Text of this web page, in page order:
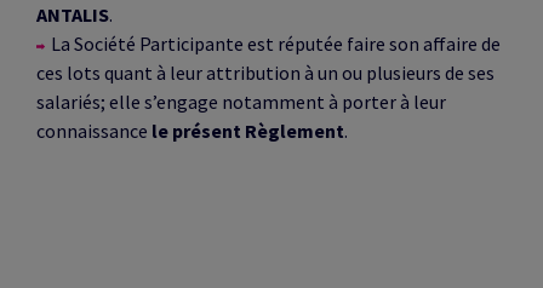
ANTALIS.
La Société Participante est réputée faire son affaire de
ces lots quant à leur attribution à un ou plusieurs de ses
salariés; elle s’engage notamment à porter à leur
connaissance le présent Règlement.